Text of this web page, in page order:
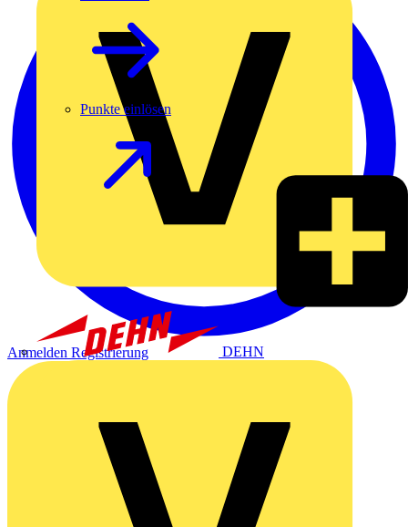
DEHN
Punkte einlösen
Anmelden Registrierung